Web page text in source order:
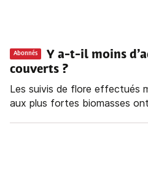
Abonnés
Y a-t-il moins
couverts ?
Les suivis de flore effectués
aux plus fortes biomasses